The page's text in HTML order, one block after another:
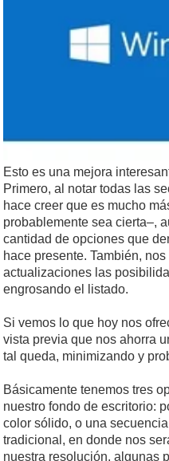
Esto es una mejora
Primero, al notar todas las
hace creer que es mucho
probablemente sea cierta–,
cantidad de opciones que
hace presente. También,
actualizaciones las
engrosando el listado.
Si vemos lo que hoy nos
vista previa que nos ahorra
tal queda, minimizando y
Básicamente tenemos tres
nuestro fondo de escritorio:
color sólido, o una
tradicional, en donde nos
nuestra resolución, algunas